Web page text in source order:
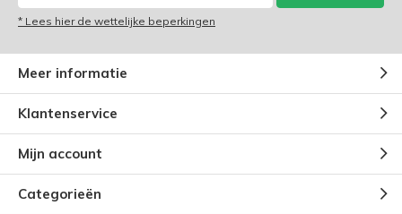
* Lees hier de wettelijke beperkingen
Meer informatie
Klantenservice
Mijn account
Categorieën